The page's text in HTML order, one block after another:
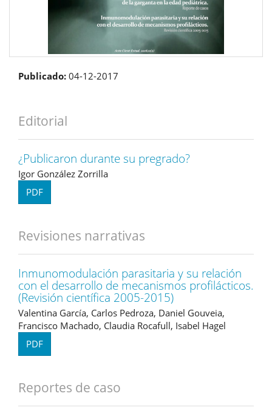
Publicado: 04-12-2017
Editorial
¿Publicaron durante su pregrado?
Igor González Zorrilla
PDF
Revisiones narrativas
Inmunomodulación parasitaria y su relación
con el desarrollo de mecanismos profilácticos.
(Revisión científica 2005-2015)
Valentina García, Carlos Pedroza, Daniel Gouveia,
Francisco Machado, Claudia Rocafull, Isabel Hagel
PDF
Reportes de caso